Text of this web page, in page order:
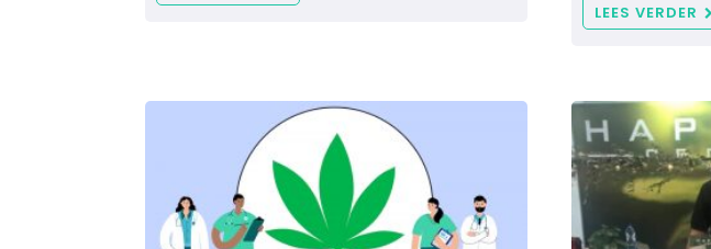
LEES VERDER